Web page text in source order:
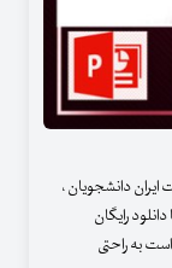
ایران دانشجویان ،
رایگان
به راحتی